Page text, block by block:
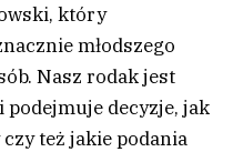
który
młodszego
Nasz rodak jest
decyzje, jak
też jakie podania